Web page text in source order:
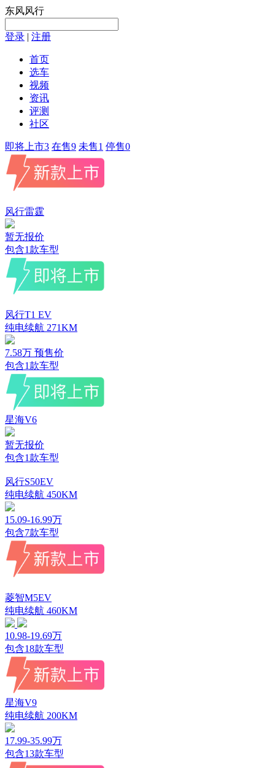
东风风行
登录 | 注册
首页
选车
视频
资讯
评测
社区
即将上市3 在售9 未售1 停售0
风行雷霆
暂无报价
包含1款车型
风行T1 EV
纯电续航 271KM
7.58万 预售价
包含1款车型
星海V6
暂无报价
包含1款车型
风行S50EV
纯电续航 450KM
15.09-16.99万
包含7款车型
菱智M5EV
纯电续航 460KM
10.98-19.69万
包含18款车型
星海V9
纯电续航 200KM
17.99-35.99万
包含13款车型